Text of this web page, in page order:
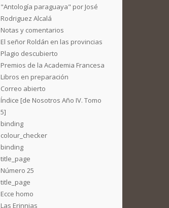
"Antología paraguaya" por José
Rodriguez Alcalá
Notas y comentarios
El señor Roldán en las provincias
Plagio descubierto
Premios de la Academia Francesa
Libros en preparación
Correo abierto
Índice [de Nosotros Año IV. Tomo
5]
binding
colour_checker
binding
title_page
Número 25
title_page
Ecce homo
Las Erinnias